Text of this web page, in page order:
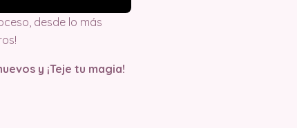
desde lo más
y ¡Teje tu magia!